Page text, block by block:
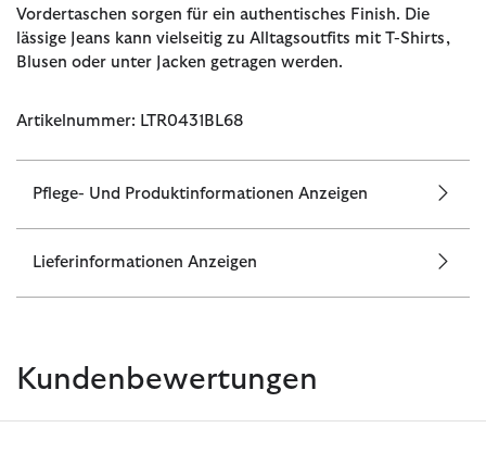
Vordertaschen sorgen für ein authentisches Finish. Die
lässige Jeans kann vielseitig zu Alltagsoutfits mit T-Shirts,
Blusen oder unter Jacken getragen werden.
Artikelnummer: LTR0431BL68
Pflege- Und Produktinformationen Anzeigen
Lieferinformationen Anzeigen
Kundenbewertungen